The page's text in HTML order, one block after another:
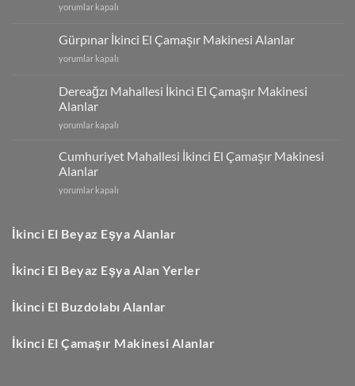
Kavaklı
El
Çamaşır
Alanlar
için
yorumlar kapalı
Gürpınar İkinci El Çamaşır Makinesi Alanlar
Gürpınar
Çamaşır
Makinesi
Alanlar
yorumlar kapalı
Dereağzı Mahallesi İkinci El Çamaşır Makinesi
Alanlar
Dereağzı
İkinci
Çamaşır
Makinesi
yorumlar kapalı
Cumhuriyet Mahallesi İkinci El Çamaşır Makinesi
Alanlar
Cumhuriyet
El
Çamaşır
Alanlar
yorumlar kapalı
İkinci El Beyaz Eşya Alanlar
İkinci El Beyaz Eşya Alan Yerler
İkinci El Buzdolabı Alanlar
İkinci El Çamaşır Makinesi Alanlar